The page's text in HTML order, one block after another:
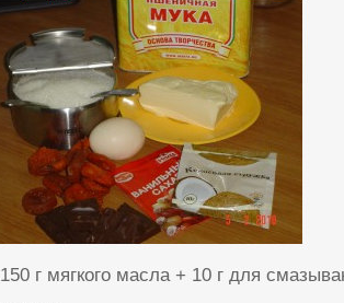
150 г мягкого масла + 10 г для